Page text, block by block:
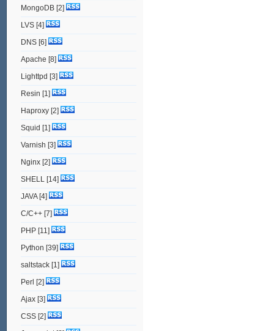
MongoDB[2]
LVS[4]
DNS[6]
Apache [8]
Lighttpd [3]
Resin [1]
Haproxy[2]
Squid [1]
Varnish [3]
Nginx[2]
SHELL [14]
JAVA[4]
C/C++[7]
PHP[11]
Python [39]
saltstack[1]
Perl [2]
Ajax[3]
CSS[2]